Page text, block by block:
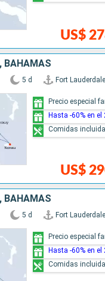
US$
BAHAMAS
5 d Fort Lauderdale
US$
Precio especial
Hasta -60% en el
Comidas
BAHAMAS
5 d Fort Lauderdale
Precio especial
Hasta -60% en el
Comidas